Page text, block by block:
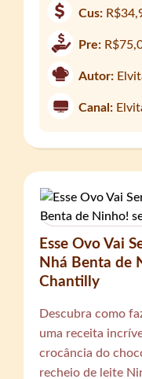
Cus:
Pre:
Autor:
Canal:
Esse Ovo Vai
Nhá Benta de
Chantilly
Descubra como
uma receita
crocância do
recheio de leite